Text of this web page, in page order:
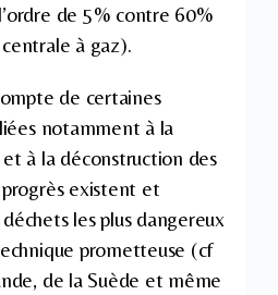
de 5% contre 60%
à gaz).
de certaines
notamment à la
à la déconstruction des
existent et
les plus dangereux
prometteuse (cf
de la Suède et même